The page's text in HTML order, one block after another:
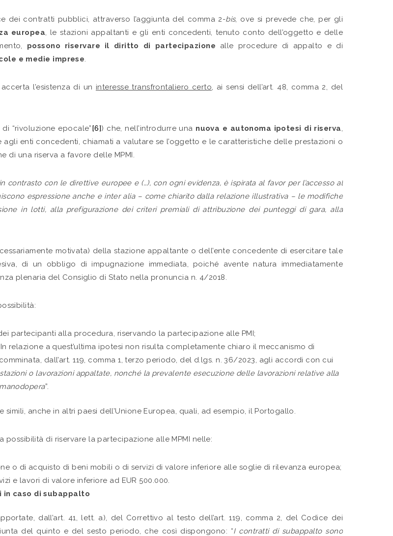
dei contratti pubblici, attraverso l’aggiunta del comma 2-bis, ove si prevede che, per gli
europea, le stazioni appaltanti e gli enti concedenti, tenuto conto dell’oggetto e delle
possono riservare il diritto di partecipazione alle procedure di appalto e di
e medie imprese.
l’esistenza di un interesse transfrontaliero certo, ai sensi dell’art. 48, comma 2, del
“rivoluzione epocale”[6]) che, nell’introdurre una nuova e autonoma ipotesi di riserva,
enti concedenti, chiamati a valutare se l’oggetto e le caratteristiche delle prestazioni o
di una riserva a favore delle MPMI.
contrasto con le direttive europee e (…), con ogni evidenza, è ispirata al favor per l’accesso al
espressione anche e inter alia – come chiarito dalla relazione illustrativa – le modifiche
in lotti, alla prefigurazione dei criteri premiali di attribuzione dei punteggi di gara, alla
motivata) della stazione appaltante o dell’ente concedente di esercitare tale
di un obbligo di impugnazione immediata, poiché avente natura immediatamente
plenaria del Consiglio di Stato nella pronuncia n. 4/2018.
partecipanti alla procedura, riservando la partecipazione alle PMI;
relazione a quest’ultima ipotesi non risulta completamente chiaro il meccanismo di
dall’art. 119, comma 1, terzo periodo, del d.lgs. n. 36/2023, agli accordi con cui
o lavorazioni appaltate, nonché la prevalente esecuzione delle lavorazioni relative alla
”.
anche in altri paesi dell’Unione Europea, quali, ad esempio, il Portogallo.
la possibilità di riservare la partecipazione alle MPMI nelle:
o di acquisto di beni mobili o di servizi di valore inferiore alle soglie di rilevanza europea;
e lavori di valore inferiore ad EUR 500.000.
in caso di subappalto
dall’art. 41, lett. a), del Correttivo al testo dell’art. 119, comma 2, del Codice dei
del quinto e del sesto periodo, che così dispongono: “I contratti di subappalto sono